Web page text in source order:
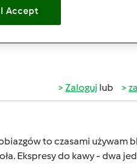
bym zapomniala -
Zaloguj lub
to czasami
Ekspresy do kawy - dwa
I Accept